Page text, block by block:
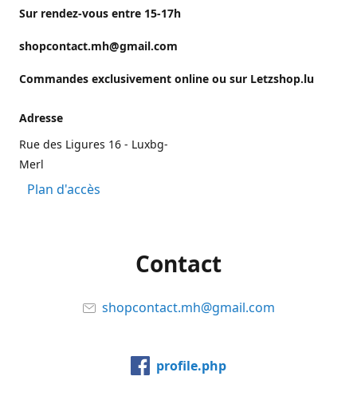
Sur rendez-vous entre 15-17h
shopcontact.mh@gmail.com
Commandes exclusivement online ou sur Letzshop.lu
Adresse
Rue des Ligures 16 - Luxbg-
Merl
Plan d'accès
Contact
shopcontact.mh@gmail.com
profile.php